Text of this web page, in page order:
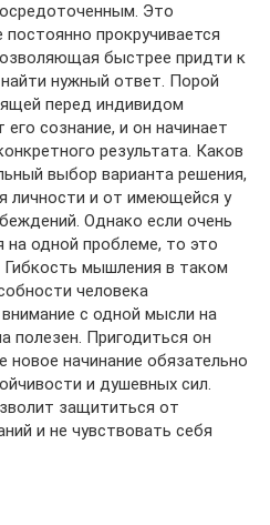
Это
прокручивается
быстрее придти к
нужный ответ. Порой
перед индивидом
сознание, и он начинает
результата. Каков
выбор варианта решения,
личности и от имеющейся у
Однако если очень
на одной проблеме, то это
мышления в таком
человека
с одной мысли на
полезен. Пригодиться он
начинание обязательно
и душевных сил.
защититься от
и не чувствовать себя